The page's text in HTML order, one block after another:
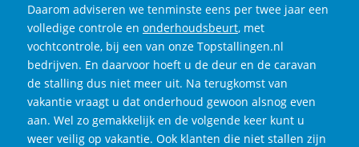
Daarom adviseren we tenminste eens per twee jaar een
volledige controle en onderhoudsbeurt, met
vochtcontrole, bij een van onze Topstallingen.nl
bedrijven. En daarvoor hoeft u de deur en de caravan
de stalling dus niet meer uit. Na terugkomst van
vakantie vraagt u dat onderhoud gewoon alsnog even
aan. Wel zo gemakkelijk en de volgende keer kunt u
weer veilig op vakantie. Ook klanten die niet stallen zijn